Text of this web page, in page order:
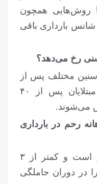
روش‌هایی همچون
شانس بارداری باقی
سنین مختلف پس از
بلوغ وجود دارد؛ اما بیشتر مبتلایان پس از ۴۰
می‌شوند.
رحم در بارداری
بله؛ اما احتمال آن بسیار کم است و کمتر از ۳
را در دوران حاملگی